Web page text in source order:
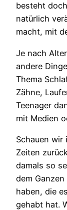
besteht
natürlich
macht, mit
Je nach
andere
Thema
Zähne,
Teenager
mit Medien
Schauen wir
Zeiten
damals so
dem
haben, die
gehabt hat.